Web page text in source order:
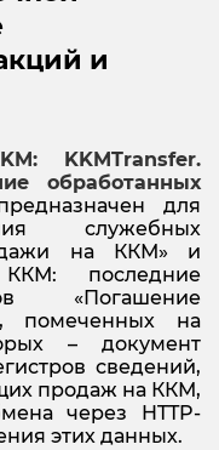
и
KKMTransfer.
обработанных
для
служебных
на ККМ» и
последние
«Погашение
помеченных на
– документ
сведений,
продаж на ККМ,
через HTTP-
этих данных.